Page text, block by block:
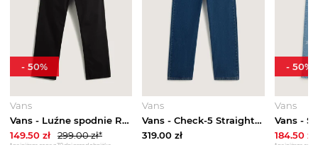
Vans
Vans - Luźne spodnie Range Elastic, male, Czarny
149.50 zł 299.00zł*
- 50%
Vans
Vans - Check-5 Straight Denim Pant Vintage Indigo, male, Niebieski
319.00 zł
Vans
184.50zł
- 50%